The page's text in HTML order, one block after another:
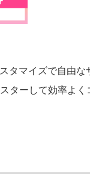
タマイズで自由な
ターして効率よく